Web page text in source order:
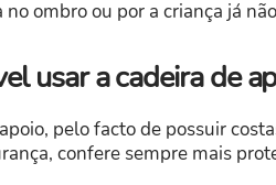
no ombro ou por a criança já
usar a cadeira de
pelo facto de possuir
confere sempre mais